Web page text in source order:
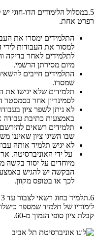
5.במסלול הלימודים הדו-חוגי
רפרט אחת.
התלמידים ימסרו את
למסור את העבודות
לתלמידים לאחר בדיקה
מיום מסירתן הרשמי.
התלמידים חייבים
שמסרו.
תלמידים שלא יגישו את
לסמינריון אחר בסמסטר
לא ניתן לשפר ציון
באמצעות כתיבת עבודה
תלמידים רשאים להירשם
שבו השיגו ציון שאיננו
לא יגיש תלמיד אותה
על ידי האוניברסיטה.
מיוחדים על יסוד בקשה
הבקשה יש להגיש
לכך או בטופס מקוון.
לימודיו של תלמיד שמספר
קבלת ציון סופי הנמוך מ-60.